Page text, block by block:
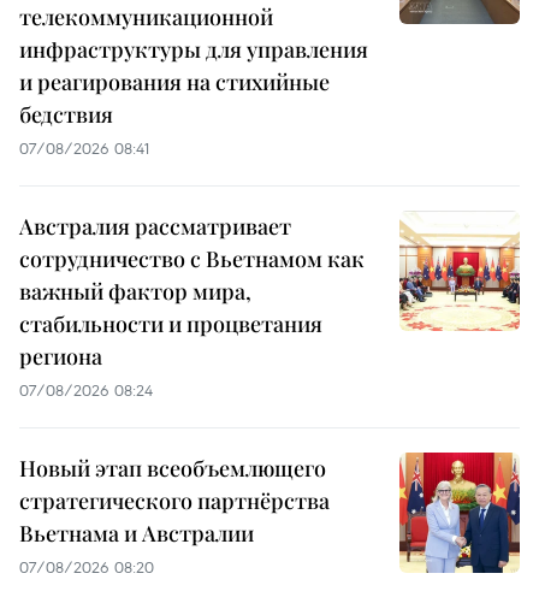
телекоммуникационной
инфраструктуры для управления
и реагирования на стихийные
бедствия
07/08/2026 08:41
Австралия рассматривает
сотрудничество с Вьетнамом как
важный фактор мира,
стабильности и процветания
региона
07/08/2026 08:24
Новый этап всеобъемлющего
стратегического партнёрства
Вьетнама и Австралии
07/08/2026 08:20